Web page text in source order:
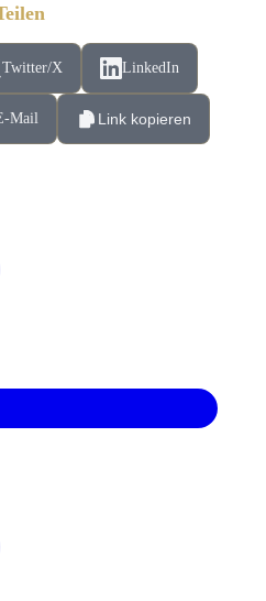
Twitter/X LinkedIn
Mail Link kopieren